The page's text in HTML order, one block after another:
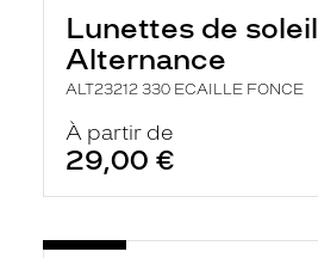
Lunettes de soleil
Alternance
ALT23212 330 ECAILLE FONCE
À partir de
29,00 €